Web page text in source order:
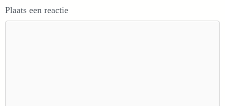
Plaats een reactie